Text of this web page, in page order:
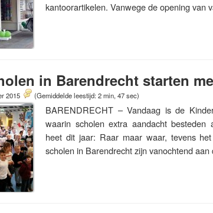
kantoorartikelen. Vanwege de opening van
in Barendrecht starten
2015 (Gemiddelde leestijd: 2 min, 47 sec)
BARENDRECHT – Vandaag is de
waarin scholen extra aandacht besteden
heet dit jaar: Raar maar waar, tevens
scholen in Barendrecht zijn vanochtend